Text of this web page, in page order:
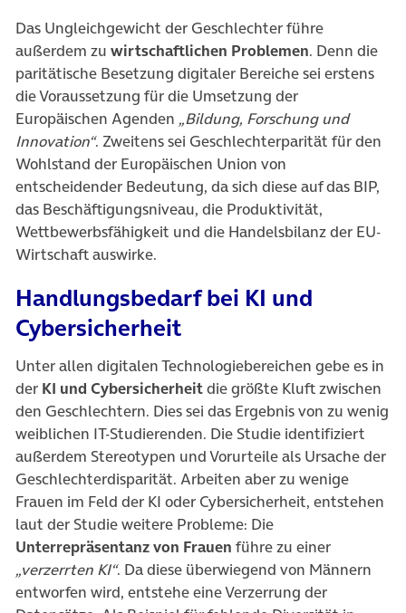
Das Ungleichgewicht der Geschlechter führe
außerdem zu wirtschaftlichen Problemen. Denn die
paritätische Besetzung digitaler Bereiche sei erstens
die Voraussetzung für die Umsetzung der
Europäischen Agenden „Bildung, Forschung und
Innovation“. Zweitens sei Geschlechterparität für den
Wohlstand der Europäischen Union von
entscheidender Bedeutung, da sich diese auf das BIP,
das Beschäftigungsniveau, die Produktivität,
Wettbewerbsfähigkeit und die Handelsbilanz der EU-
Wirtschaft auswirke.
Handlungsbedarf bei KI und
Cybersicherheit
Unter allen digitalen Technologiebereichen gebe es in
der KI und Cybersicherheitdie größte Kluft zwischen
den Geschlechtern. Dies sei das Ergebnis von zu wenig
weiblichen IT-Studierenden. Die Studie identifiziert
außerdem Stereotypen und Vorurteile als Ursache der
Geschlechterdisparität. Arbeiten aber zu wenige
Frauen im Feld der KI oder Cybersicherheit, entstehen
laut der Studie weitere Probleme: Die
Unterrepräsentanz von Frauen führe zu einer
„verzerrten KI“. Da diese überwiegend von Männern
entworfen wird, entstehe eine Verzerrung der